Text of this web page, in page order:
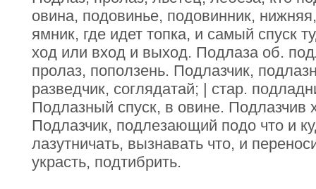
овина, подовинье, подовинник,
ямник, где идет топка, и самый спуск
ход или вход и выход. Подлаза об.
пролаз, поползень. Подлазчик,
разведчик, соглядатай; | стар.
Подлазный спуск, в овине. Подлазчив
Подлазчик, подлезающий подо что и
лазутничать, вызнавать что, и
украсть, подтибрить.